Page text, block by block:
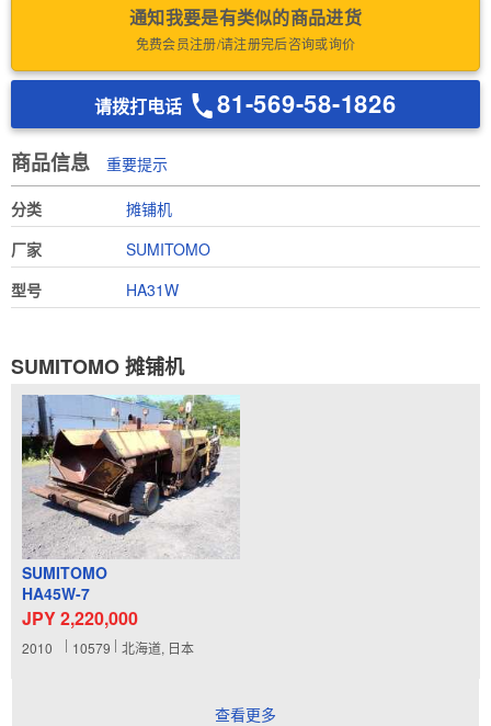
通知我要是有类似的商品进货
免费会员注册/请注册完后咨询或询价
请拨打电话 81-569-58-1826
商品信息 重要提示
分类
摊铺机
厂家
SUMITOMO
型号
HA31W
SUMITOMO 摊铺机
SUMITOMO
HA45W-7
JPY 2,220,000
2010 10579 北海道, 日本
查看更多